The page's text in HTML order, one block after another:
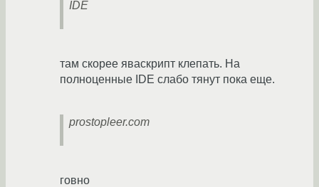
IDE
там скорее яваскрипт клепать. На
полноценные IDE слабо тянут пока еще.
prostopleer.com
говно